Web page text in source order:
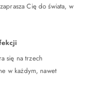
Cię do świata, w
się na trzech
w każdym, nawet